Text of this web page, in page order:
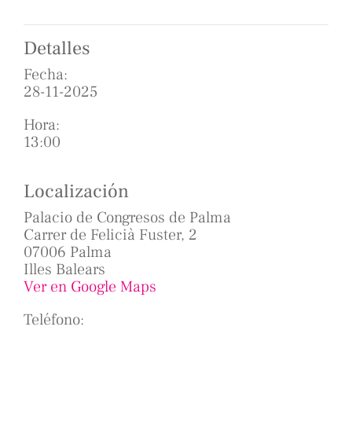
Detalles
Fecha:
28-11-2025
Hora:
13:00
Localización
Palacio de Congresos de Palma
Carrer de Felicià Fuster, 2
07006 Palma
Illes Balears
Ver en Google Maps
Teléfono: